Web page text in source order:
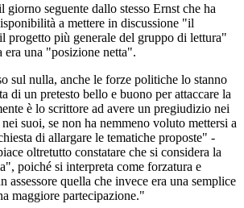
giorno seguente dallo stesso Ernst che ha
a mettere in discussione "il
progetto più generale del gruppo di lettura"
era una "posizione netta".
sul nulla, anche le forze politiche lo stanno
di un pretesto bello e buono per attaccare la
è lo scrittore ad avere un pregiudizio nei
suoi, se non ha nemmeno voluto mettersi a
di allargare le tematiche proposte" -
oltretutto constatare che si considera la
poiché si interpreta come forzatura e
assessore quella che invece era una semplice
maggiore partecipazione."